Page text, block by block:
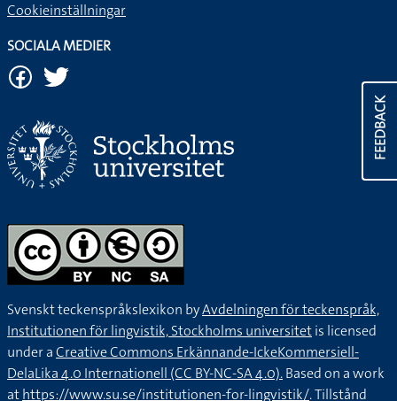
FEEDBACK
Cookieinställningar
SOCIALA MEDIER
Svenskt teckenspråkslexikon byAvdelningen för teckenspråk,
Institutionen för lingvistik, Stockholms universitetis licensed
under aCreative Commons Erkännande-IckeKommersiell-
DelaLika 4.0 Internationell (CC BY-NC-SA 4.0).Based on a work
athttps://www.su.se/institutionen-for-lingvistik/. Tillstånd